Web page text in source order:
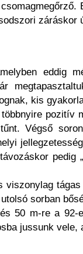
záráskor
eddig
kis
pozitív
Végső
pedig
sorban
50 m-re a
jussunk